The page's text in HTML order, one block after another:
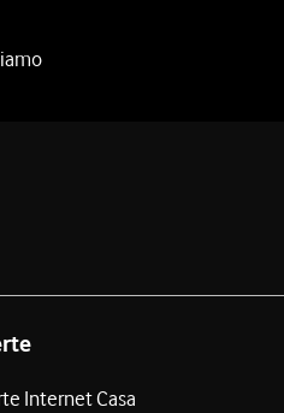
Internet Casa